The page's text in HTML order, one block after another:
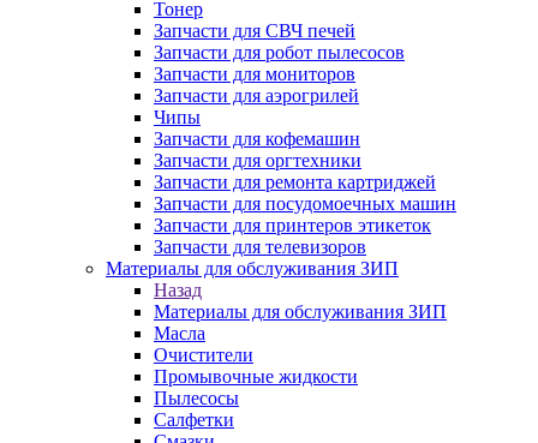
Тонер
Запчасти для СВЧ печей
Запчасти для робот пылесосов
Запчасти для мониторов
Запчасти для аэрогрилей
Чипы
Запчасти для кофемашин
Запчасти для оргтехники
Запчасти для ремонта картриджей
Запчасти для посудомоечных машин
Запчасти для принтеров этикеток
Запчасти для телевизоров
Материалы для обслуживания ЗИП
Назад
Материалы для обслуживания ЗИП
Масла
Очистители
Промывочные жидкости
Пылесосы
Салфетки